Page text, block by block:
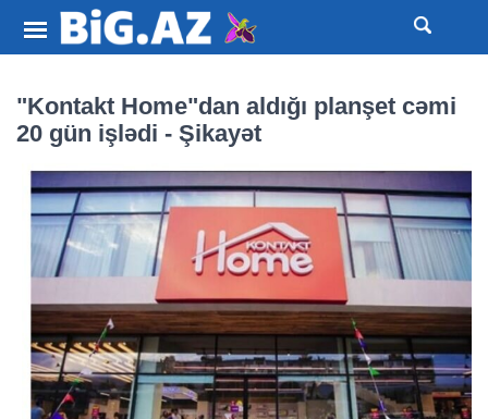
"Kontakt Home"dan aldığı planşet cəmi
20 gün işlədi - Şikayət